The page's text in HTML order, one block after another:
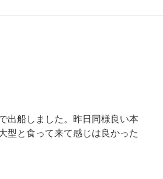
出船しました。昨日同様良い本
型と食って来て感じは良かった